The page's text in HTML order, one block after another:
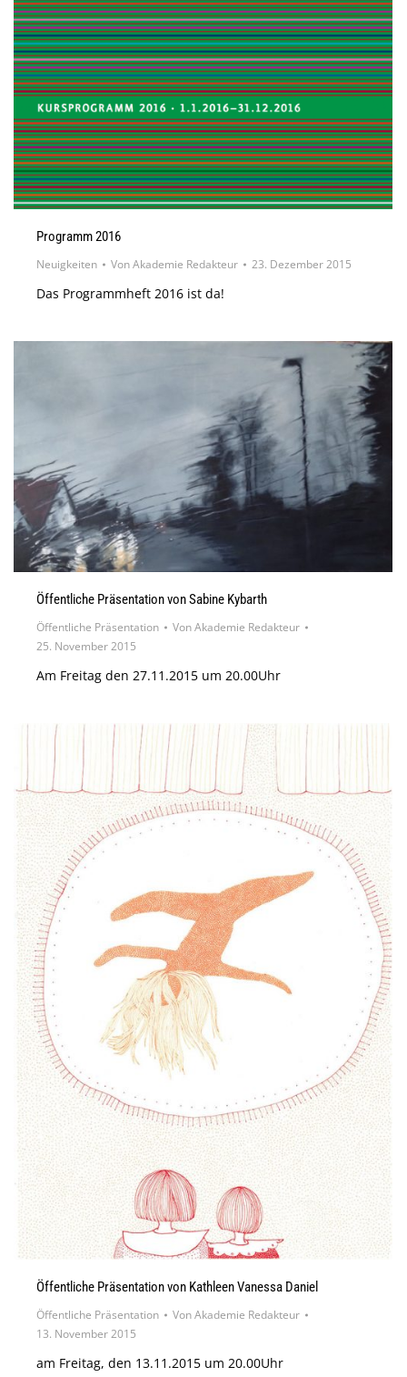
Programm 2016
Neuigkeiten VonAkademie Redakteur 23. Dezember 2015
Das Programmheft 2016 ist da!
Öffentliche Präsentation von Sabine Kybarth
Öffentliche Präsentation VonAkademie Redakteur
25. November 2015
Am Freitag den 27.11.2015 um 20.00Uhr
Öffentliche Präsentation von Kathleen Vanessa Daniel
Öffentliche Präsentation VonAkademie Redakteur
13. November 2015
am Freitag, den 13.11.2015 um 20.00Uhr